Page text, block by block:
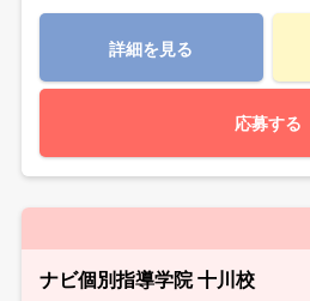
詳細を見る
応募する
ナビ個別指導学院 十川校